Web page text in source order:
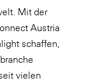
Mit der
Austria
schaffen,
vielen